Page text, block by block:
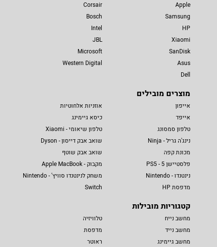
Apple
Samsung
HP
Xiaomi
SanDisk
Asus
Dell
Corsair
Bosch
Intel
JBL
Microsoft
Western Digital
מוצרים מובילים
אייפון
אייפד
טלפון סמסונג
נינג'ה גריל - Ninja
מכונת קפה
פלסטיישן 5 - PS5
נינטנדו - Nintendo
מדפסת HP
אוזניות אלחוטיות
כיסא גיימינג
טלפון שיאומי - Xiaomi
שואב אבק דייסון - Dyson
שואב אבק שוטף
מקבוק - Apple MacBook
משחק לנינטנדו סוויץ' - Nintendo
Switch
קטגוריות מובילות
מחשב נייח
מחשב נייד
מחשב גיימינג
טלוויזיה
מדפסת
ראוטר